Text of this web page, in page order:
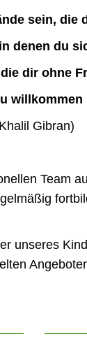
sein, die
denen du
dir ohne
willkommen
Gibran)
Team
unseres